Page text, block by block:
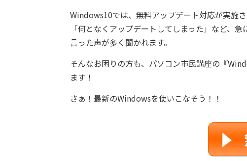
Windows10では、無料アップデート対応が実施
「何となくアップデートしてしまった」など、
言った声が多く聞かれます。
そんなお困りの方も、パソコン市民講座の『
ます！
さぁ！最新のWindowsを使いこなそう！！